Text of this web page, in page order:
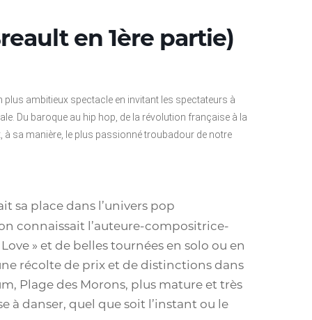
en 1ère partie)
plus ambitieux spectacle en invitant les spectateurs à
Du baroque au hip hop, de la révolution française à la
à sa manière, le plus passionné troubadour de notre
sa place dans l’univers pop
connaissait l’auteure-compositrice-
» et de belles tournées en solo ou en
récolte de prix et de distinctions dans
Plage des Morons, plus mature et très
à danser, quel que soit l’instant ou le